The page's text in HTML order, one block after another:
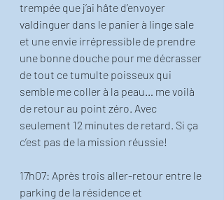
trempée que j’ai hâte d’envoyer
valdinguer dans le panier à linge sale
et une envie irrépressible de prendre
une bonne douche pour me décrasser
de tout ce tumulte poisseux qui
semble me coller à la peau… me voilà
de retour au point zéro. Avec
seulement 12 minutes de retard. Si ça
c’est pas de la mission réussie!
17h07: Après trois aller-retour entre le
parking de la résidence et